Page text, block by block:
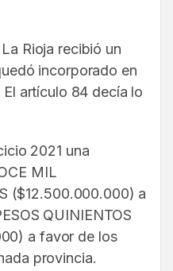
Rioja recibió un
incorporado en
artículo 84 decía lo
2021 una
MIL
($12.500.000.000) a
QUINIENTOS
a favor de los
provincia.